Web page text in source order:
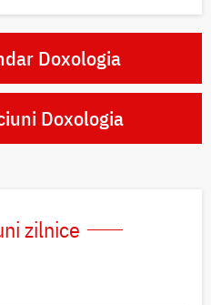
Doxologia
Doxologia
zilnice